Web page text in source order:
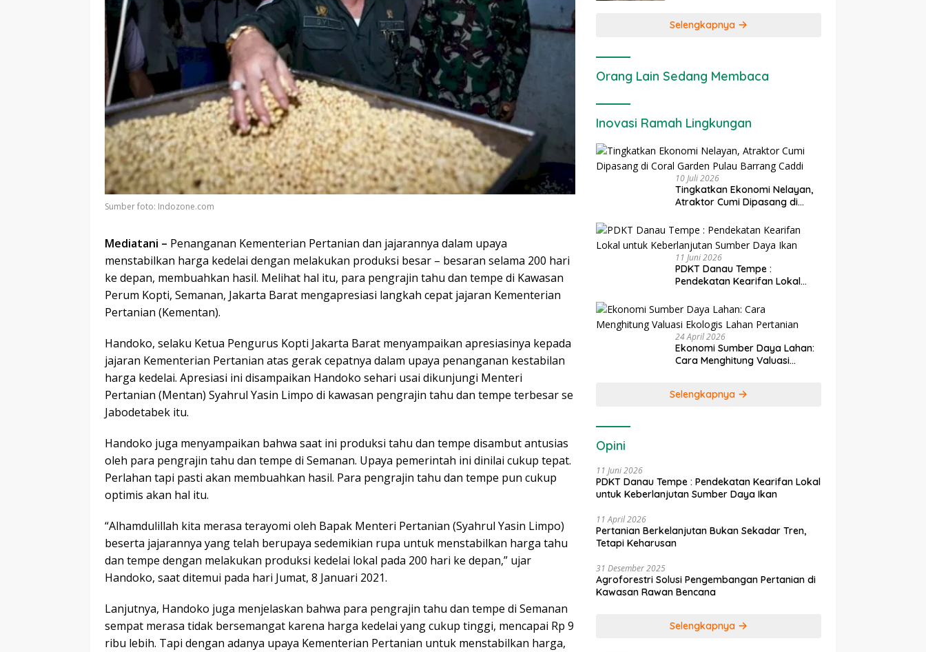
Sumber foto: Indozone.com
Mediatani – Penanganan Kementerian Pertanian dan jajarannya dalam upaya
menstabilkan harga kedelai dengan melakukan produksi besar – besaran selama 200 hari
ke depan, membuahkan hasil. Melihat hal itu, para pengrajin tahu dan tempe di Kawasan
Perum Kopti, Semanan, Jakarta Barat mengapresiasi langkah cepat jajaran Kementerian
Pertanian (Kementan).
Handoko, selaku Ketua Pengurus Kopti Jakarta Barat menyampaikan apresiasinya kepada
jajaran Kementerian Pertanian atas gerak cepatnya dalam upaya penanganan kestabilan
harga kedelai. Apresiasi ini disampaikan Handoko sehari usai dikunjungi Menteri
Pertanian (Mentan) Syahrul Yasin Limpo di kawasan pengrajin tahu dan tempe terbesar se
Jabodetabek itu.
Handoko juga menyampaikan bahwa saat ini produksi tahu dan tempe disambut antusias
oleh para pengrajin tahu dan tempe di Semanan. Upaya pemerintah ini dinilai cukup tepat.
Perlahan tapi pasti akan membuahkan hasil. Para pengrajin tahu dan tempe pun cukup
optimis akan hal itu.
“Alhamdulillah kita merasa terayomi oleh Bapak Menteri Pertanian (Syahrul Yasin Limpo)
beserta jajarannya yang telah berupaya sedemikian rupa untuk menstabilkan harga tahu
dan tempe dengan melakukan produksi kedelai lokal pada 200 hari ke depan,” ujar
Handoko, saat ditemui pada hari Jumat, 8 Januari 2021.
Lanjutnya, Handoko juga menjelaskan bahwa para pengrajin tahu dan tempe di Semanan
sempat merasa tidak bersemangat karena harga kedelai yang cukup tinggi, mencapai Rp 9
ribu lebih. Tapi dengan adanya upaya Kementerian Pertanian untuk menstabilkan harga,
Selengkapnya
Orang Lain Sedang Membaca
Inovasi Ramah Lingkungan
10 Juli 2026
Tingkatkan Ekonomi Nelayan,
Atraktor Cumi Dipasang di
Caddi
11 Juni 2026
PDKT Danau Tempe :
Pendekatan Kearifan Lokal
Daya Ikan
24 April 2026
Ekonomi Sumber Daya Lahan:
Cara Menghitung Valuasi
Selengkapnya
Opini
11 Juni 2026
PDKT Danau Tempe : Pendekatan Kearifan Lokal
untuk Keberlanjutan Sumber Daya Ikan
11 April 2026
Pertanian Berkelanjutan Bukan Sekadar Tren,
Tetapi Keharusan
31 Desember 2025
Agroforestri Solusi Pengembangan Pertanian di
Kawasan Rawan Bencana
Selengkapnya